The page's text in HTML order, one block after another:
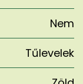
Nem
Tűlevelek